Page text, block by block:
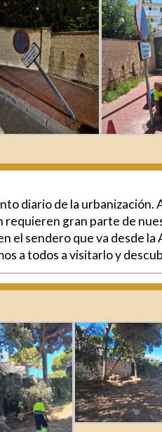
diario de la urbanización.
requieren gran parte de
el sendero que va desde la
a todos a visitarlo y